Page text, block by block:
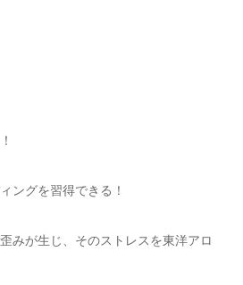
ングを習得できる！
みが生じ、そのストレスを東洋アロ